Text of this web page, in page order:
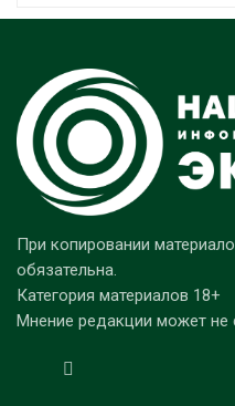
При копировании
обязательна.
Категория материалов 18+
Мнение редакции может не